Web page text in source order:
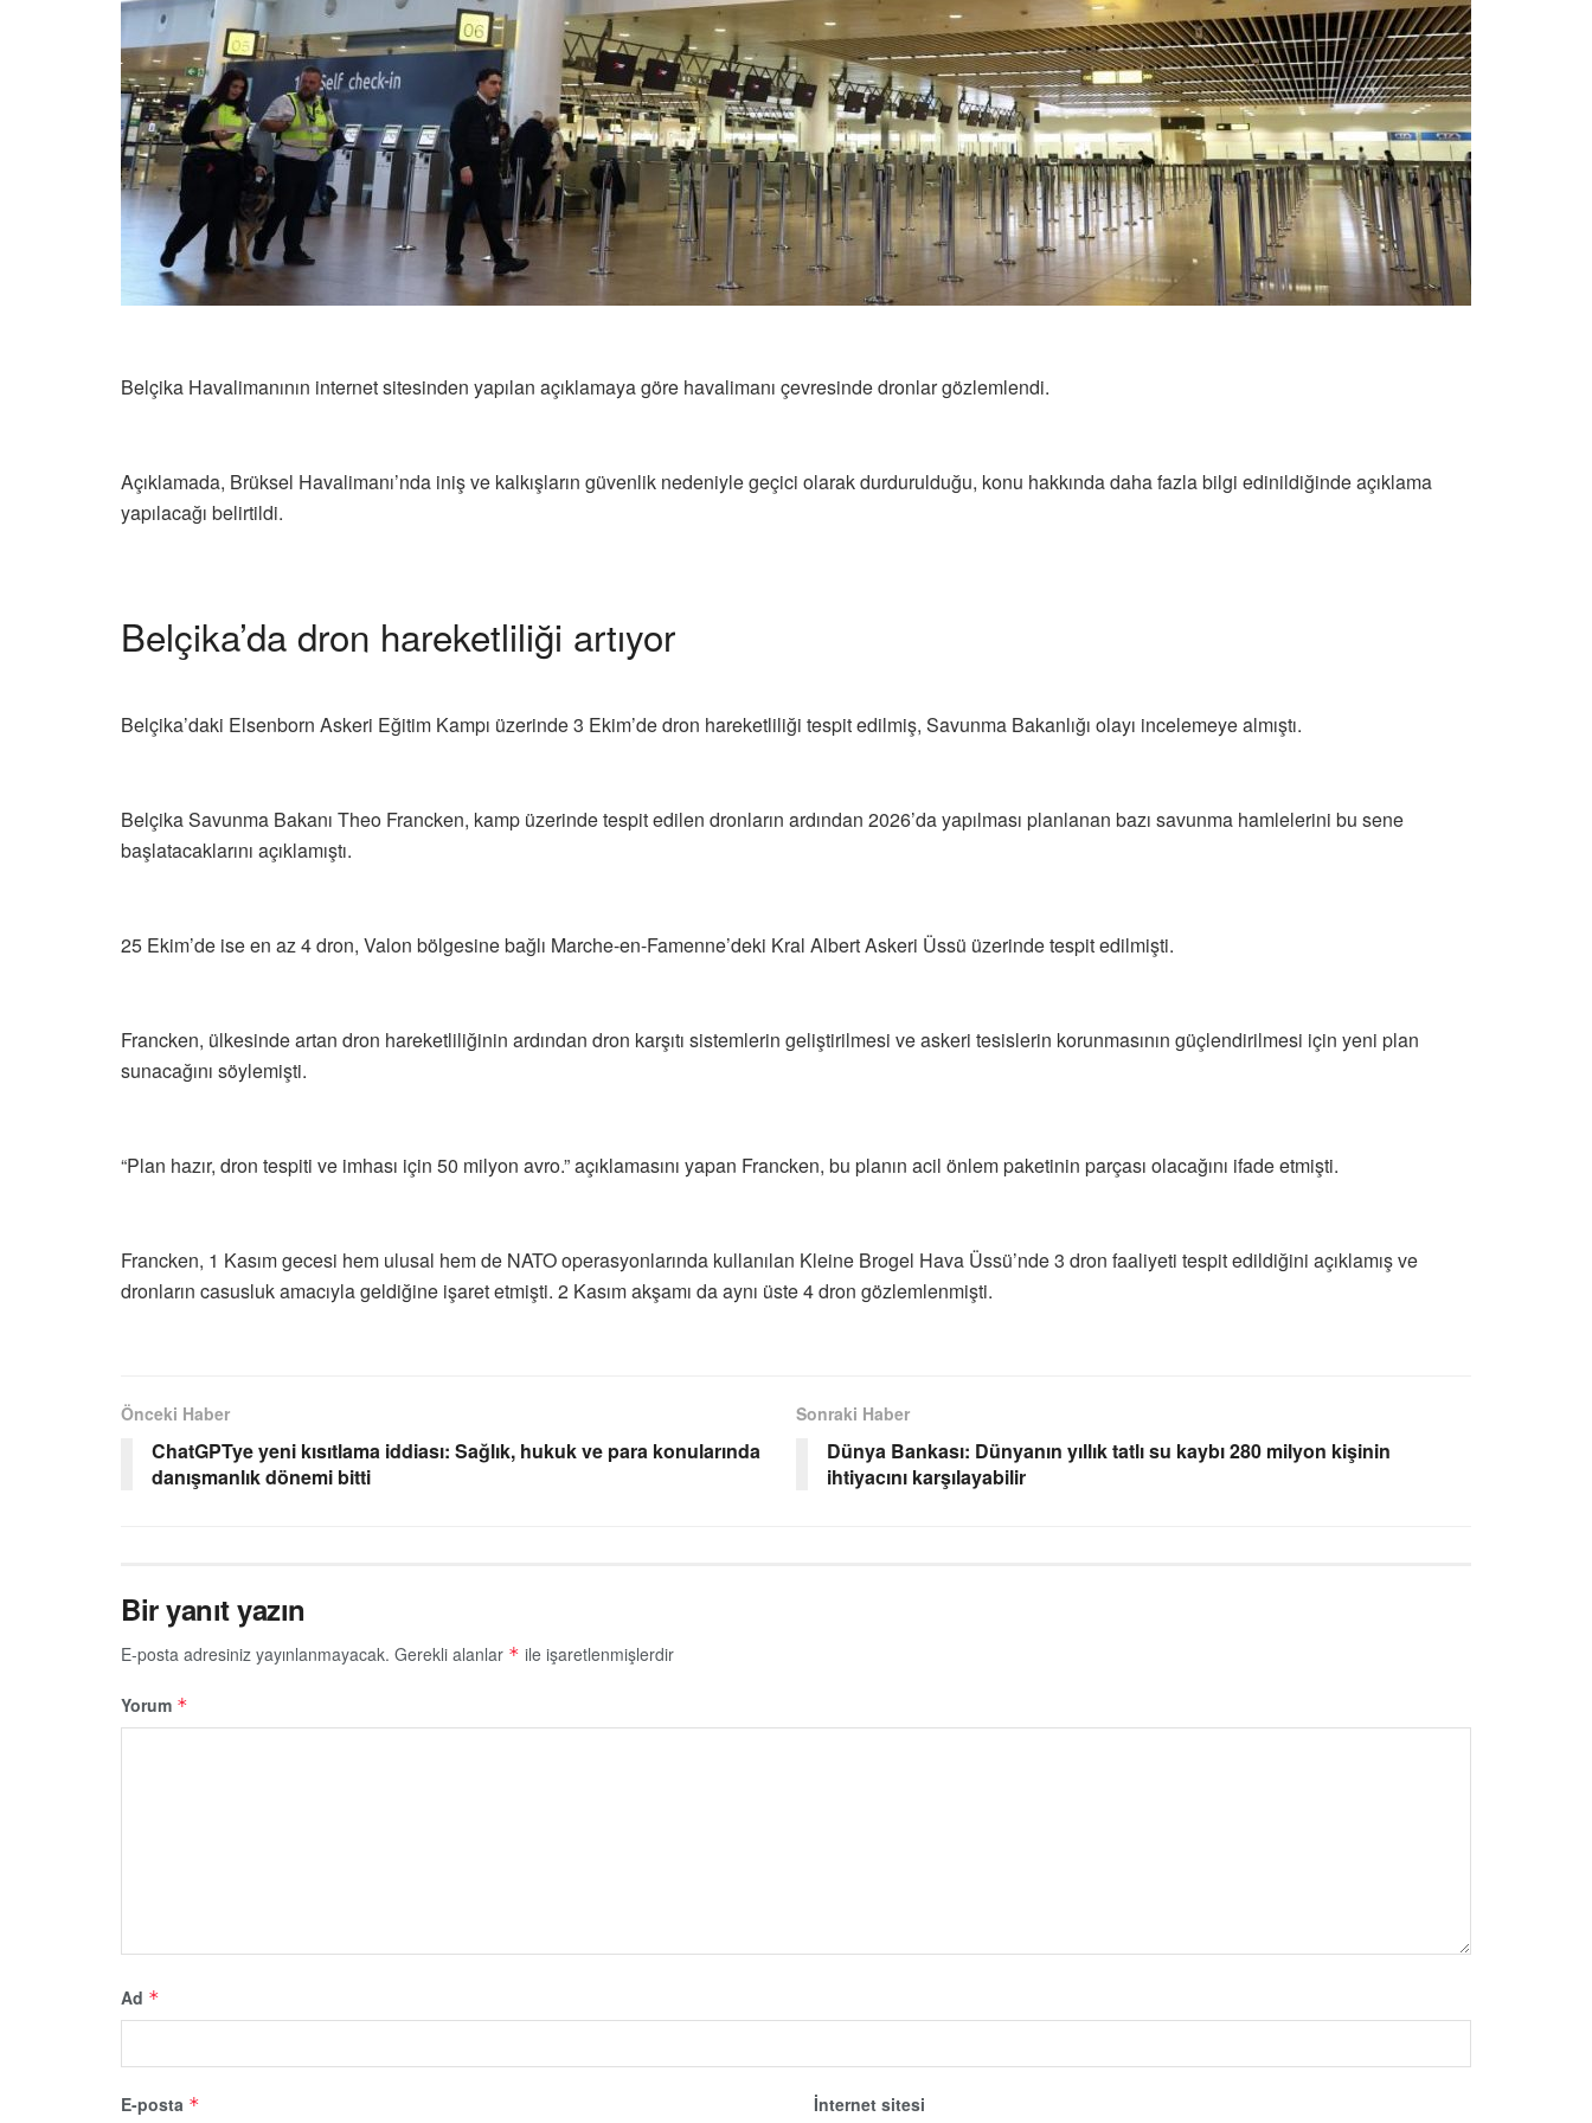
Belçika Havalimanının internet sitesinden yapılan açıklamaya göre havalimanı çevresinde dronlar gözlemlendi.
Açıklamada, Brüksel Havalimanı’nda iniş ve kalkışların güvenlik nedeniyle geçici olarak durdurulduğu, konu hakkında daha fazla bilgi edinildiğinde açıklama
yapılacağı belirtildi.
Belçika’da dron hareketliliği artıyor
Belçika’daki Elsenborn Askeri Eğitim Kampı üzerinde 3 Ekim’de dron hareketliliği tespit edilmiş, Savunma Bakanlığı olayı incelemeye almıştı.
Belçika Savunma Bakanı Theo Francken, kamp üzerinde tespit edilen dronların ardından 2026’da yapılması planlanan bazı savunma hamlelerini bu sene
başlatacaklarını açıklamıştı.
25 Ekim’de ise en az 4 dron, Valon bölgesine bağlı Marche-en-Famenne’deki Kral Albert Askeri Üssü üzerinde tespit edilmişti.
Francken, ülkesinde artan dron hareketliliğinin ardından dron karşıtı sistemlerin geliştirilmesi ve askeri tesislerin korunmasının güçlendirilmesi için yeni plan
sunacağını söylemişti.
“Plan hazır, dron tespiti ve imhası için 50 milyon avro.” açıklamasını yapan Francken, bu planın acil önlem paketinin parçası olacağını ifade etmişti.
Francken, 1 Kasım gecesi hem ulusal hem de NATO operasyonlarında kullanılan Kleine Brogel Hava Üssü’nde 3 dron faaliyeti tespit edildiğini açıklamış ve
dronların casusluk amacıyla geldiğine işaret etmişti. 2 Kasım akşamı da aynı üste 4 dron gözlemlenmişti.
Önceki Haber
ChatGPTye yeni kısıtlama iddiası: Sağlık, hukuk ve para konularında
danışmanlık dönemi bitti
Sonraki Haber
Dünya Bankası: Dünyanın yıllık tatlı su kaybı 280 milyon kişinin
ihtiyacını karşılayabilir
Bir yanıt yazın
E-posta adresiniz yayınlanmayacak. Gerekli alanlar * ile işaretlenmişlerdir
Yorum *
Ad *
E-posta * İnternet sitesi